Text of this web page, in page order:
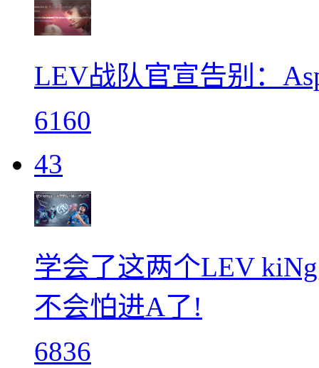
LEV战队官宣告别：
6160
43
学会了这两个LEV
不会怕进A了!
6836